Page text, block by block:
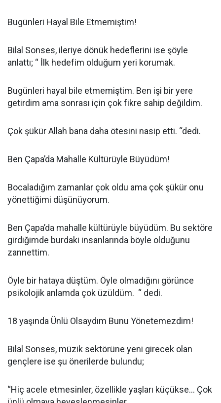
Bugünleri Hayal Bile Etmemiştim!
Bilal Sonses, ileriye dönük hedeflerini ise şöyle
anlattı; “ İlk hedefim olduğum yeri korumak.
Bugünleri hayal bile etmemiştim. Ben işi bir yere
getirdim ama sonrası için çok fikre sahip değildim.
Çok şükür Allah bana daha ötesini nasip etti. “dedi.
Ben Çapa’da Mahalle Kültürüyle Büyüdüm!
Bocaladığım zamanlar çok oldu ama çok şükür onu
yönettiğimi düşünüyorum.
Ben Çapa’da mahalle kültürüyle büyüdüm. Bu sektöre
girdiğimde burdaki insanlarında böyle olduğunu
zannettim.
Öyle bir hataya düştüm. Öyle olmadığını görünce
psikolojik anlamda çok üzüldüm. “ dedi.
18 yaşında Ünlü Olsaydım Bunu Yönetemezdim!
Bilal Sonses, müzik sektörüne yeni girecek olan
gençlere ise şu önerilerde bulundu;
“Hiç acele etmesinler, özellikle yaşları küçükse... Çok